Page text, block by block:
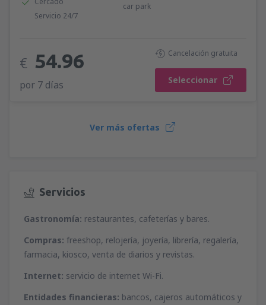
Servicio 24/7
car park
€ 54.96
por 7 días Seleccionar
Cancelación gratuita
Ver más ofertas
Servicios
Gastronomía: restaurantes, cafeterías y bares.
Compras: freeshop, relojería, joyería, librería, regalería,
farmacia, kiosco, venta de diarios y revistas.
Internet: servicio de internet Wi-Fi.
Entidades financieras: bancos, cajeros automáticos y